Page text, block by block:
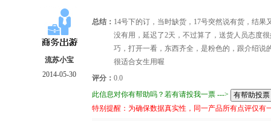
流苏小宝
2014-05-30
总结： 14号下的订，当时缺货，17号突然说有货，结
没有用，延迟了2天，不过算了，送货人员态度
巧，打开一看，东西齐全，是粉色的，跟介绍
很适合女生用喔
评分： 0.0
此信息对你有帮助吗？若有请投我一票 --->
特别提醒：为确保数据真实性，同一产品所有点评仅有